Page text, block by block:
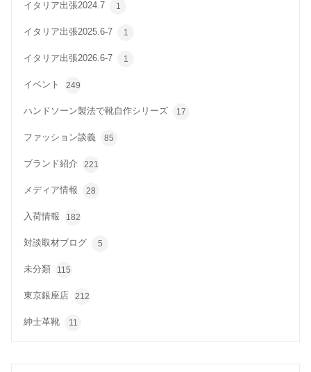
イタリア出張2024.7 1
イタリア出張2025.6-7 1
イタリア出張2026.6-7 1
イベント 249
ハンドソーン製法で靴自作シリーズ 17
ファッション談義 85
ブランド紹介 221
メディア情報 28
入荷情報 182
対談取材ブログ 5
未分類 115
東京銀座店 212
紳士革靴 11